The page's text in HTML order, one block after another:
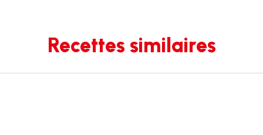
Recettes similaires